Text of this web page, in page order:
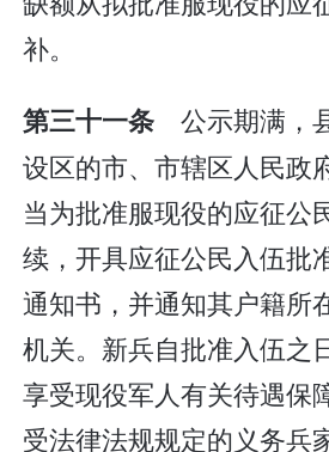
补。
第三十一条 公示期满，
设区的市、市辖区人民政
当为批准服现役的应征公
续，开具应征公民入伍批
通知书，并通知其户籍所
机关。新兵自批准入伍之
享受现役军人有关待遇保
受法律法规规定的义务兵